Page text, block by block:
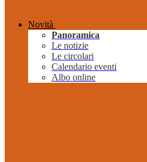
Novità
Panoramica
Le notizie
Le circolari
Calendario eventi
Albo online